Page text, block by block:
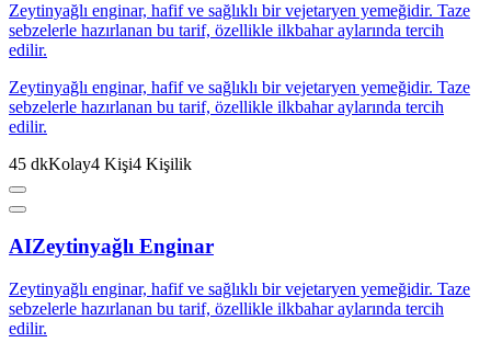
Zeytinyağlı enginar, hafif ve sağlıklı bir vejetaryen yemeğidir. Taze
sebzelerle hazırlanan bu tarif, özellikle ilkbahar aylarında tercih
edilir.
Zeytinyağlı enginar, hafif ve sağlıklı bir vejetaryen yemeğidir. Taze
sebzelerle hazırlanan bu tarif, özellikle ilkbahar aylarında tercih
edilir.
45 dkKolay4 Kişi4 Kişilik
AIZeytinyağlı Enginar
Zeytinyağlı enginar, hafif ve sağlıklı bir vejetaryen yemeğidir. Taze
sebzelerle hazırlanan bu tarif, özellikle ilkbahar aylarında tercih
edilir.